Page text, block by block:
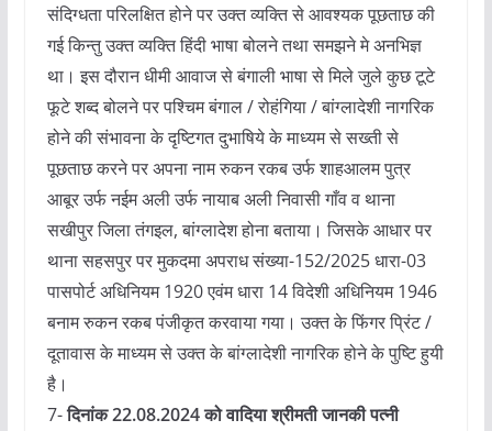
संदिग्धता परिलक्षित होने पर उक्त व्यक्ति से आवश्यक पूछताछ की
गई किन्तु उक्त व्यक्ति हिंदी भाषा बोलने तथा समझने मे अनभिज्ञ
था। इस दौरान धीमी आवाज से बंगाली भाषा से मिले जुले कुछ टूटे
फूटे शब्द बोलने पर पश्चिम बंगाल / रोहंगिया / बांग्लादेशी नागरिक
होने की संभावना के दृष्टिगत दुभाषिये के माध्यम से सख्ती से
पूछताछ करने पर अपना नाम रुकन रकब उर्फ शाहआलम पुत्र
आबूर उर्फ नईम अली उर्फ नायाब अली निवासी गाँव व थाना
सखीपुर जिला तंगइल, बांग्लादेश होना बताया। जिसके आधार पर
थाना सहसपुर पर मुकदमा अपराध संख्या-152/2025 धारा-03
पासपोर्ट अधिनियम 1920 एवंम धारा 14 विदेशी अधिनियम 1946
बनाम रुकन रकब पंजीकृत करवाया गया। उक्त के फिंगर प्रिंट /
दूतावास के माध्यम से उक्त के बांग्लादेशी नागरिक होने के पुष्टि हुयी
है।
7-दिनांक 22.08.2024 को वादिया श्रीमती जानकी पत्नी